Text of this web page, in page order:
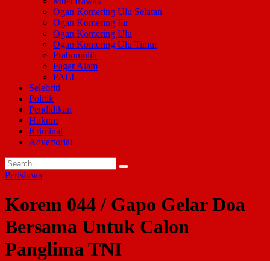
Ogan Komering Ulu Selatan
Ogan Komering Ilir
Ogan Komering Ulu
Ogan Komering Ulu Timur
Prabumulih
Pagar Alam
PALI
Selebriti
Politik
Pendidikan
Hukum
Kriminal
Advertorial
Perisitiwa
Korem 044 / Gapo Gelar Doa
Bersama Untuk Calon
Panglima TNI